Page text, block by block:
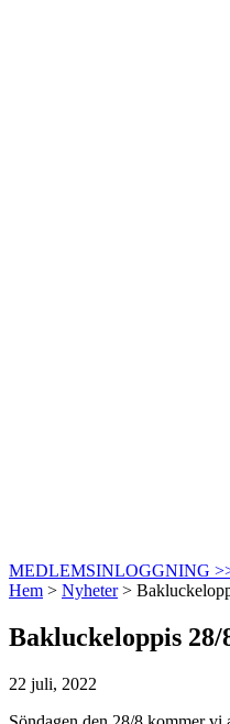
MEDLEMSINLOGGNING
Hem > Nyheter>
Bakluckeloppis 28/
22 juli, 2022